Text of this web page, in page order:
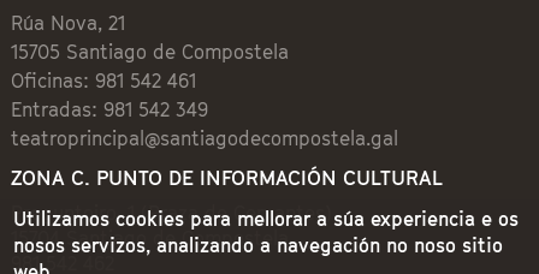
Rúa Nova, 21
15705 Santiago de Compostela
Oficinas: 981 542 461
Entradas: 981 542 349
teatroprincipal@santiagodecompostela.gal
ZONA C. PUNTO DE INFORMACIÓN CULTURAL
Preguntoiro, 1 (Praza de Cervantes)
15704 Santiago de Compostela
981 542 462
Utilizamos cookies para mellorar a súa experiencia e os
nosos servizos, analizando a navegación no noso sitio